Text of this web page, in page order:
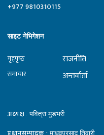
+977 9810310115
साइट नेभिगेशन
गृहपृष्‍ठ
समाचार
राजनीति
अन्तर्वार्ता
अध्यक्ष : पवित्रा मुडभरी
: माधवप्रसाद तिवारी